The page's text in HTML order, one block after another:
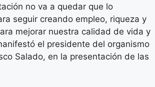
no va a quedar que lo
seguir creando empleo, riqueza y
mejorar nuestra calidad de vida y
el presidente del organismo
Salado, en la presentación de las